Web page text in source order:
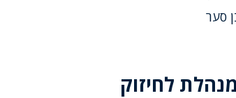
סער
לחיזוק